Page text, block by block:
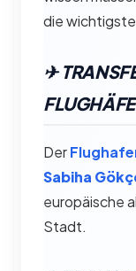
die
✈︎
Der
Sabiha
europäische
Stadt.